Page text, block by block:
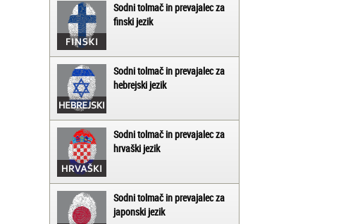
Sodni tolmač in prevajalec za
finski jezik
Sodni tolmač in prevajalec za
hebrejski jezik
Sodni tolmač in prevajalec za
hrvaški jezik
Sodni tolmač in prevajalec za
japonski jezik